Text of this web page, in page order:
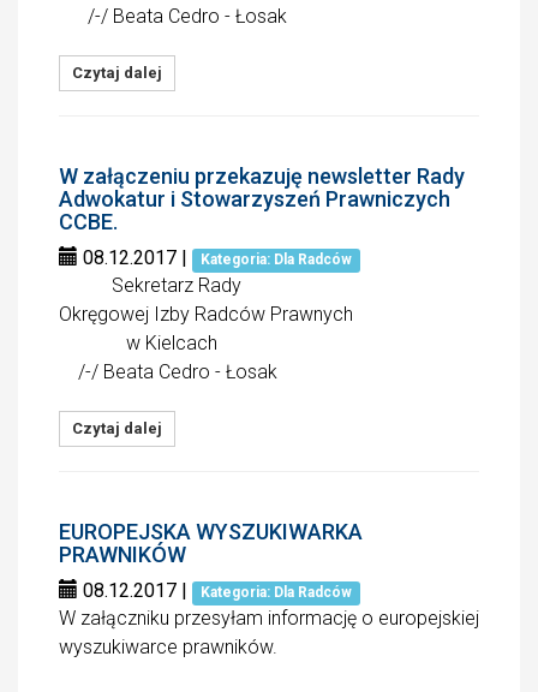
/-/ Beata Cedro - Łosak
Czytaj dalej
W załączeniu przekazuję newsletter Rady
Adwokatur i Stowarzyszeń Prawniczych
CCBE.
08.12.2017 | Kategoria: Dla Radców
Sekretarz Rady
Okręgowej Izby Radców Prawnych
w Kielcach
/-/ Beata Cedro - Łosak
Czytaj dalej
EUROPEJSKA WYSZUKIWARKA
PRAWNIKÓW
08.12.2017 | Kategoria: Dla Radców
W załączniku przesyłam informację o europejskiej
wyszukiwarce prawników.